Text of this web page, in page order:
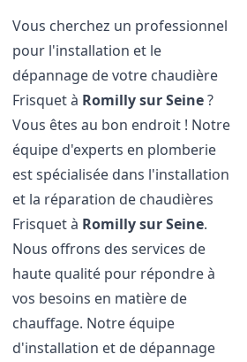
Vous cherchez un professionnel
pour l'installation et le
dépannage de votre chaudière
Frisquet à Romilly sur Seine?
Vous êtes au bon endroit ! Notre
équipe d'experts en plomberie
est spécialisée dans l'installation
et la réparation de chaudières
Frisquet à Romilly sur Seine.
Nous offrons des services de
haute qualité pour répondre à
vos besoins en matière de
chauffage. Notre équipe
d'installation et de dépannage